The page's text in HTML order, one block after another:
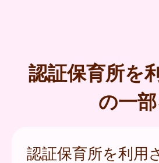
認証保育所を
の一
認証保育所を利用